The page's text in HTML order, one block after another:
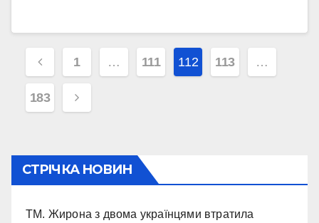
Навігація
записів
1 … 111 112 113 …
183
СТРІЧКА НОВИН
ТМ. Жирона з двома українцями втратила